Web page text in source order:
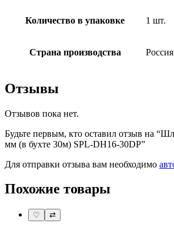
Количество в упаковке 1 шт.
Страна производства Россия
Отзывы
Отзывов пока нет.
Будьте первым, кто оставил отзыв на
мм (в бухте 30м) SPL-DH16-30DP”
Для отправки отзыва вам необходимо
Похожие товары
♡ ⇄